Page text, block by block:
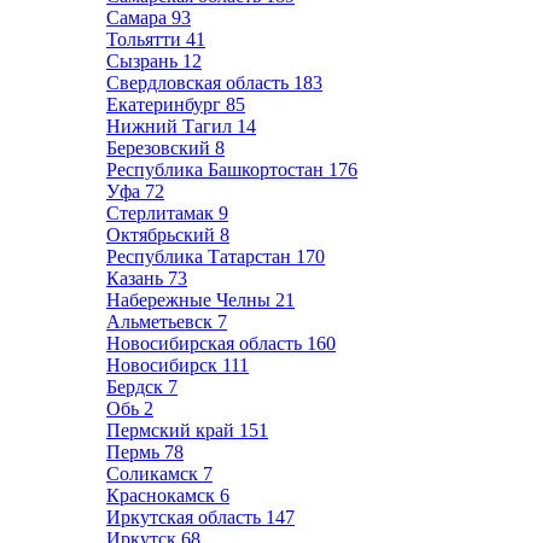
Самара 93
Тольятти 41
Сызрань 12
Свердловская область 183
Екатеринбург 85
Нижний Тагил 14
Березовский 8
Республика Башкортостан 176
Уфа 72
Стерлитамак 9
Октябрьский 8
Республика Татарстан 170
Казань 73
Набережные Челны 21
Альметьевск 7
Новосибирская область 160
Новосибирск 111
Бердск 7
Обь 2
Пермский край 151
Пермь 78
Соликамск 7
Краснокамск 6
Иркутская область 147
Иркутск 68